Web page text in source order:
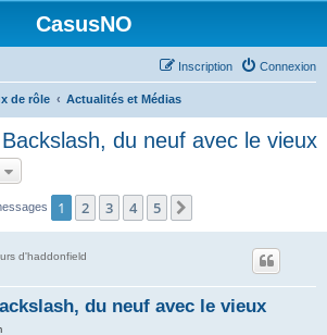
CasusNO
Connexion
Inscription
de rôle Actualités et Médias
du neuf avec le vieux
1 2 3 4 5
d'haddonfield
du neuf avec le vieux